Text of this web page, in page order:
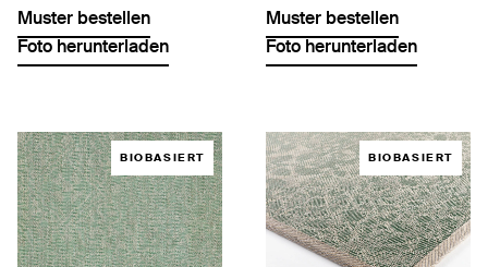
Muster bestellen
Foto herunterladen
Muster bestellen
Foto herunterladen
BIOBASIERT BIOBASIERT